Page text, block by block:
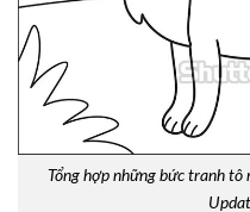
Tổng hợp những bức tranh tô